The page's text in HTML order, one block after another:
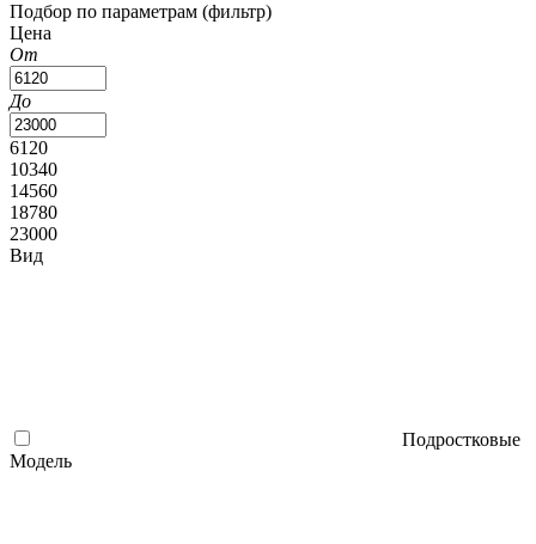
Подбор по параметрам (фильтр)
Цена
От
До
6120
10340
14560
18780
23000
Вид
Подростковые
Модель